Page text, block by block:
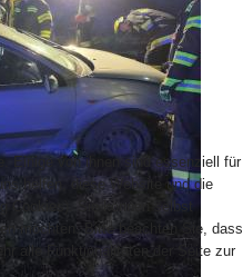
Einige von ihnen sind essenziell für
helfen, diese Website und die
Cookies). Sie können selbst
möchten. Bitte beachten Sie, dass
alle Funktionalitäten der Seite zur